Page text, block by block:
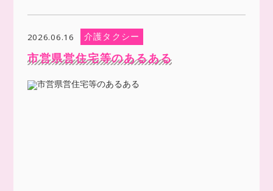
2026.06.16 介護タクシー
市営県営住宅等のあるある